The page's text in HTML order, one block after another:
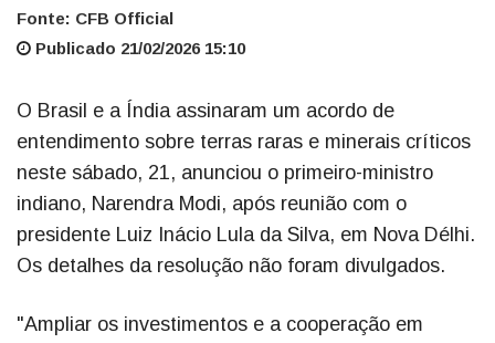
Fonte: CFB Official
Publicado 21/02/2026 15:10
O Brasil e a Índia assinaram um acordo de
entendimento sobre terras raras e minerais críticos
neste sábado, 21, anunciou o primeiro-ministro
indiano, Narendra Modi, após reunião com o
presidente Luiz Inácio Lula da Silva, em Nova Délhi.
Os detalhes da resolução não foram divulgados.
"Ampliar os investimentos e a cooperação em